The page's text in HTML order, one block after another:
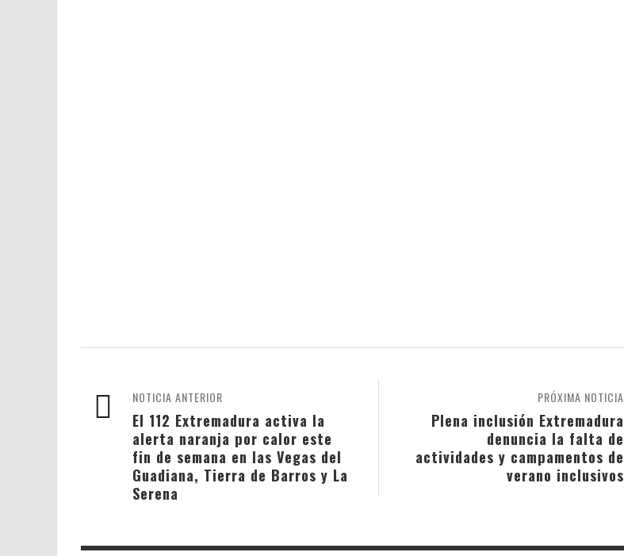
PRÓXIMA NOTICIA
Plena inclusión Extremadura
denuncia la falta de
actividades y campamentos de
verano inclusivos
NOTICIA ANTERIOR
El 112 Extremadura activa la
alerta naranja por calor este
fin de semana en las Vegas del
Guadiana, Tierra de Barros y La
Serena